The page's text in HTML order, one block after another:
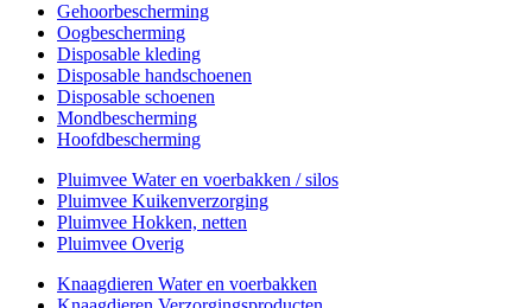
Gehoorbescherming
Oogbescherming
Disposable kleding
Disposable handschoenen
Disposable schoenen
Mondbescherming
Hoofdbescherming
Pluimvee Water en voerbakken / silos
Pluimvee Kuikenverzorging
Pluimvee Hokken, netten
Pluimvee Overig
Knaagdieren Water en voerbakken